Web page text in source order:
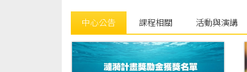
中心公告 課程相關 活動與演講